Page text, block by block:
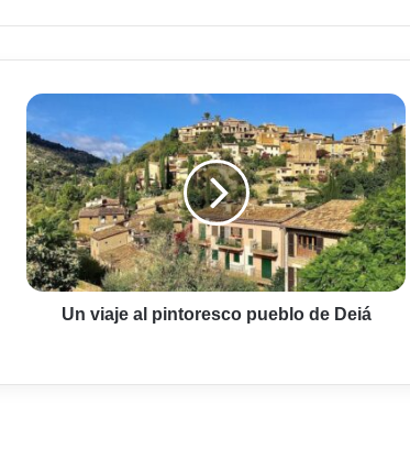
Un
viaje
al
pintoresco
pueblo
de
Deiá
Un viaje al pintoresco pueblo de Deiá